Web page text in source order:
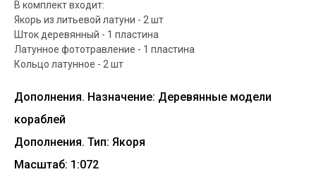
В комплект входит:
Якорь из литьевой латуни - 2 шт
Шток деревянный - 1 пластина
Латунное фототравление - 1 пластина
Кольцо латунное - 2 шт
Дополнения. Назначение: Деревянные модели
кораблей
Дополнения. Тип: Якоря
Масштаб: 1:072